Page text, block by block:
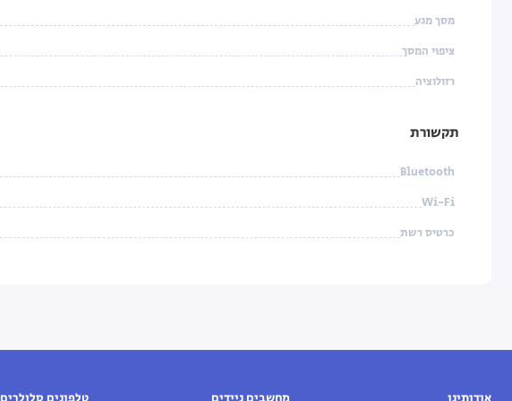
מסך מגע
ציפוי המסך
רזולוציה
תקשורת
Bluetooth
Wi-Fi
כרטיס רשת